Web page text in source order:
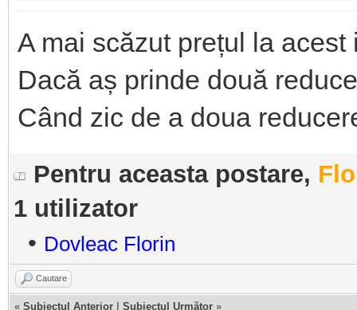
A mai scăzut prețul la acest
Dacă aș prinde două
Când zic de a doua
Pentru aceasta postare,
1 utilizator
• Dovleac Florin
Cautare
« Subiectul Anterior Subiectul Următor »